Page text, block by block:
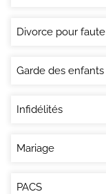
Divorce pour faute
Garde des enfants
Infidélités
Mariage
PACS